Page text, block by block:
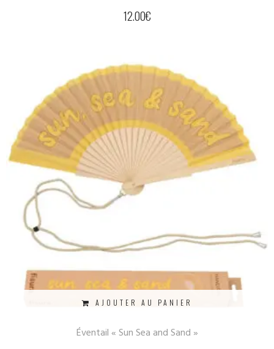
12.00€
AJOUTER AU PANIER
Éventail « Sun Sea and Sand »